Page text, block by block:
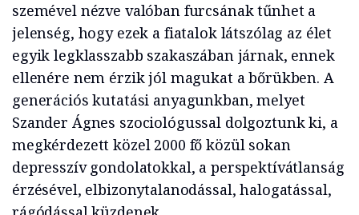
szemével nézve valóban furcsának tűnhet a
jelenség, hogy ezek a fiatalok látszólag az élet
egyik legklasszabb szakaszában járnak, ennek
ellenére nem érzik jól magukat a bőrükben. A
generációs kutatási anyagunkban, melyet
Szander Ágnes szociológussal dolgoztunk ki, a
megkérdezett közel 2000 fő közül sokan
depresszív gondolatokkal, a perspektívátlanság
érzésével, elbizonytalanodással, halogatással,